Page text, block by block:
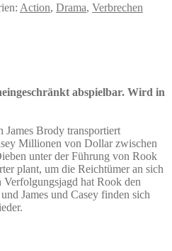
Action, Drama, Verbrechen
abspielbar. Wird in
James Brody transportiert
Millionen von Dollar zwischen
unter der Führung von Rook
plant, um die Reichtümer an sich
hat Rook den
James und Casey finden sich